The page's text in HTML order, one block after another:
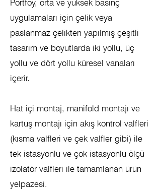
Portföy, orta ve yüksek basınç
uygulamaları için çelik veya
paslanmaz çelikten yapılmış çeşitli
tasarım ve boyutlarda iki yollu, üç
yollu ve dört yollu küresel vanaları
içerir.
Hat içi montaj, manifold montajı ve
kartuş montajı için akış kontrol valfleri
(kısma valfleri ve çek valfler gibi) ile
tek istasyonlu ve çok istasyonlu ölçü
izolatör valfleri ile tamamlanan ürün
yelpazesi.